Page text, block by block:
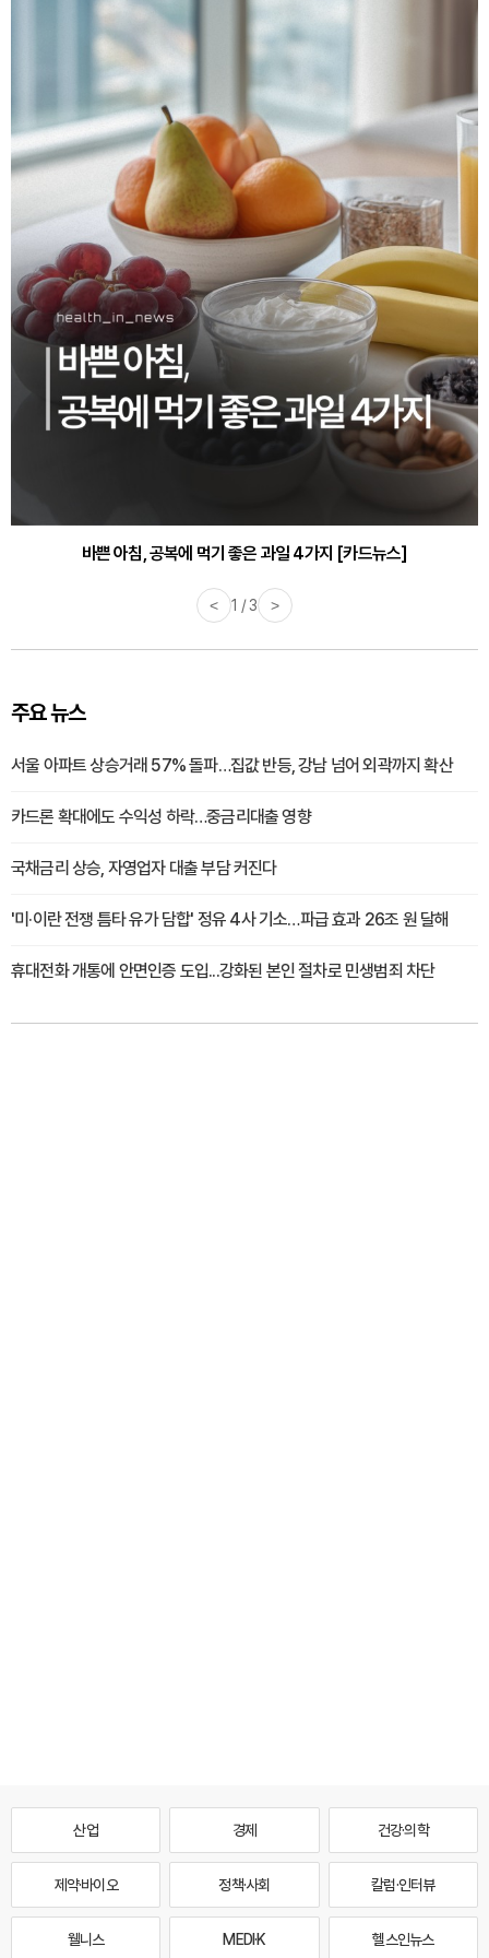
바쁜 아침, 공복에 먹기 좋은 과일 4가지 [카드뉴스]
< 1 / 3 >
주요 뉴스
서울 아파트 상승거래 57% 돌파…집값 반등, 강남 넘어 외곽까지 확산
카드론 확대에도 수익성 하락…중금리대출 영향
국채금리 상승, 자영업자 대출 부담 커진다
'미·이란 전쟁 틈타 유가 담합' 정유 4사 기소…파급 효과 26조 원 달해
휴대전화 개통에 안면인증 도입...강화된 본인 절차로 민생범죄 차단
산업 경제 건강·의학
제약·바이오 정책·사회 칼럼·인터뷰
웰니스 MEDI·K 헬스인뉴스